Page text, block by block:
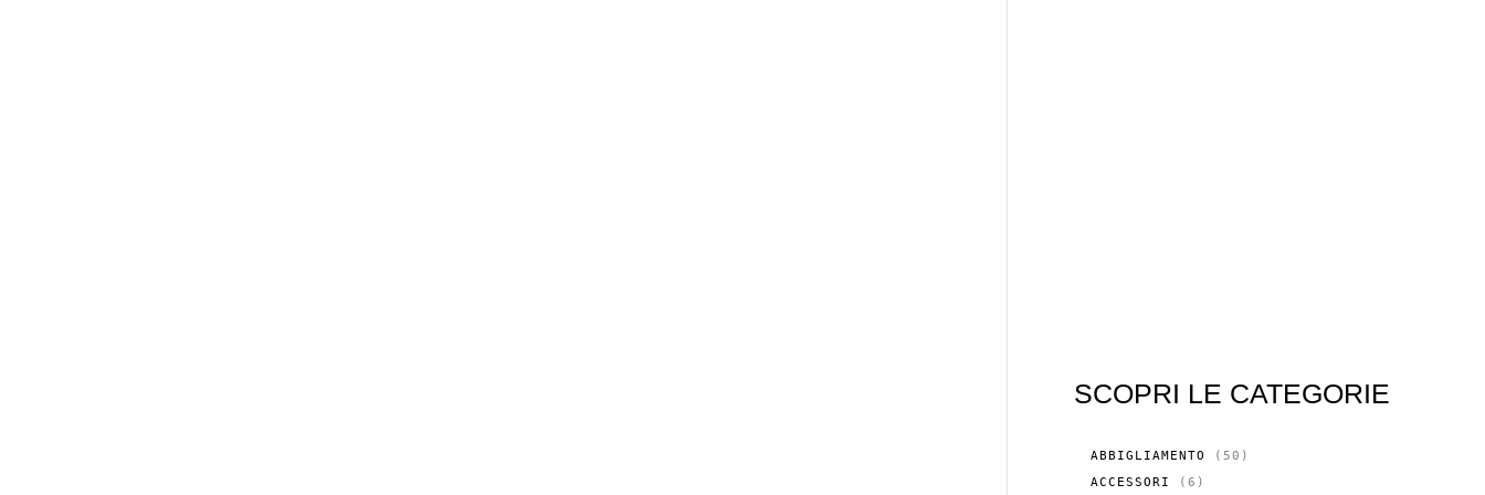
SCOPRI LE CATEGORIE
ABBIGLIAMENTO 50 5
ACCESSORI 6 6